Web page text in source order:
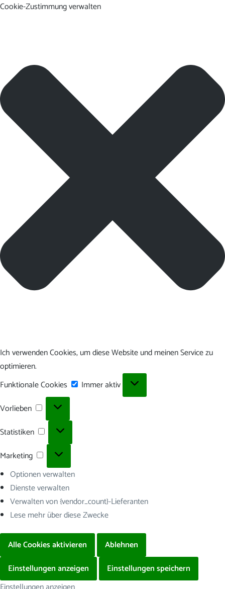
Cookie-Zustimmung verwalten
Ich verwenden Cookies, um diese Website und meinen Service zu
optimieren.
Funktionale Cookies
Funktionale
Immer aktiv
Vorlieben
Vorlieben
Statistiken Statistiken
Marketing
Marketing
Optionen verwalten
Dienste verwalten
Verwalten von {vendor_count}-Lieferanten
Lese mehr über diese Zwecke
Alle Cookies aktivieren
Ablehnen
Einstellungen anzeigen
Einstellungen speichern